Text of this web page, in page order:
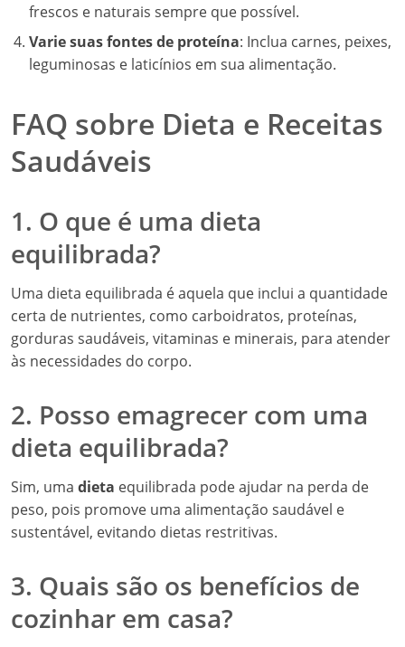
frescos e naturais sempre que possível.
Varie suas fontes de proteína: Inclua carnes, peixes,
leguminosas e laticínios em sua alimentação.
FAQ sobre Dieta e Receitas
Saudáveis
1. O que é uma dieta
equilibrada?
Uma dieta equilibrada é aquela que inclui a quantidade
certa de nutrientes, como carboidratos, proteínas,
gorduras saudáveis, vitaminas e minerais, para atender
às necessidades do corpo.
2. Posso emagrecer com uma
dieta equilibrada?
Sim, uma dieta equilibrada pode ajudar na perda de
peso, pois promove uma alimentação saudável e
sustentável, evitando dietas restritivas.
3. Quais são os benefícios de
cozinhar em casa?